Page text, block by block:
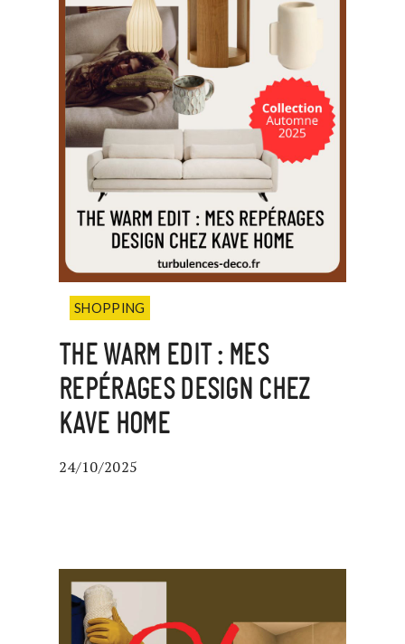
SHOPPING
THE WARM EDIT : MES
REPÉRAGES DESIGN CHEZ
KAVE HOME
24/10/2025